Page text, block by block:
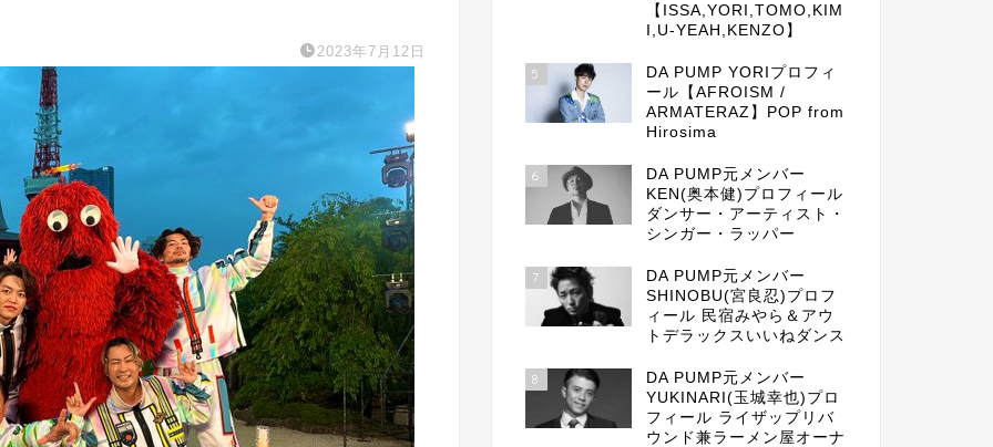
2023年7月12日
【ISSA,YORI,TOMO,KIM
I,U-YEAH,KENZO】
5
DA PUMP YORIプロフィ
ール【AFROISM /
ARMATERAZ】POP from
Hirosima
6
DA PUMP元メンバー
KEN(奥本健)プロフィール
ダンサー・アーティスト・
シンガー・ラッパー
7
DA PUMP元メンバー
SHINOBU(宮良忍)プロフ
ィール 民宿みやら＆アウ
トデラックスいいねダンス
8
DA PUMP元メンバー
YUKINARI(玉城幸也)プロ
フィール ライザップリバ
ウンド兼ラーメン屋オーナ